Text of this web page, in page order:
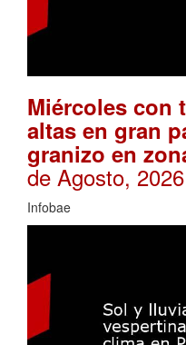
Miércoles con
altas en gran
granizo en
de Agosto,
Infobae